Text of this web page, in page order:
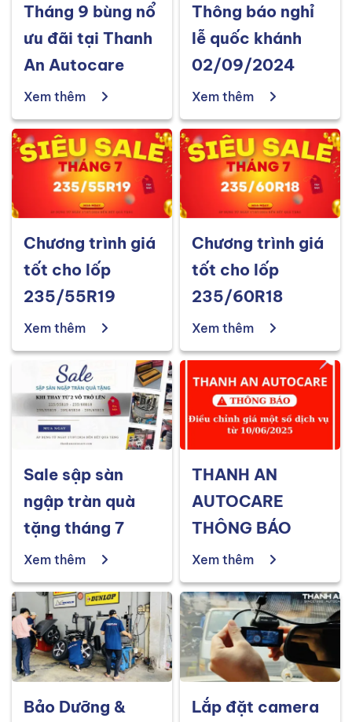
Tháng 9 bùng nổ
ưu đãi tại Thanh
An Autocare
Xem thêm
Thông báo nghỉ
lễ quốc khánh
02/09/2024
Xem thêm
Chương trình giá
tốt cho lốp
235/55R19
Xem thêm
Chương trình giá
tốt cho lốp
235/60R18
Xem thêm
Sale sập sàn
ngập tràn quà
tặng tháng 7
Xem thêm
THANH AN
AUTOCARE
THÔNG BÁO
Xem thêm
Bảo Dưỡng &
Lắp đặt camera